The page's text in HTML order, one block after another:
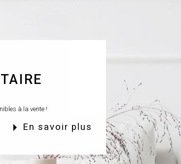
à la vente !
en savoir plus